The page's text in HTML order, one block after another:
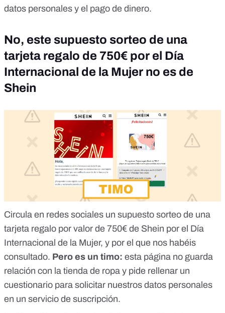
datos personales y el pago de dinero.
No, este supuesto sorteo de una
tarjeta regalo de 750€ por el Día
Internacional de la Mujer no es de
Shein
Circula en redes sociales un supuesto sorteo de una
tarjeta regalo por valor de 750€ de Shein por el Día
Internacional de la Mujer, y por el que nos habéis
consultado. Pero es un timo: esta página no guarda
relación con la tienda de ropa y pide rellenar un
cuestionario para solicitar nuestros datos personales
en un servicio de suscripción.